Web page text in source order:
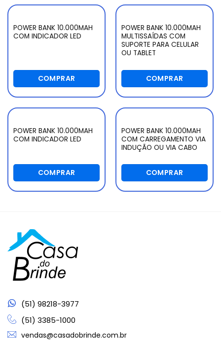
POWER BANK 10.000MAH
COM INDICADOR LED
COMPRAR
POWER BANK 10.000MAH
MULTISSAÍDAS COM
SUPORTE PARA CELULAR
OU TABLET
COMPRAR
POWER BANK 10.000MAH
COM INDICADOR LED
COMPRAR
POWER BANK 10.000MAH
COM CARREGAMENTO VIA
INDUÇÃO OU VIA CABO
COMPRAR
(51) 98218-3977
(51) 3385-1000
vendas@casadobrinde.com.br